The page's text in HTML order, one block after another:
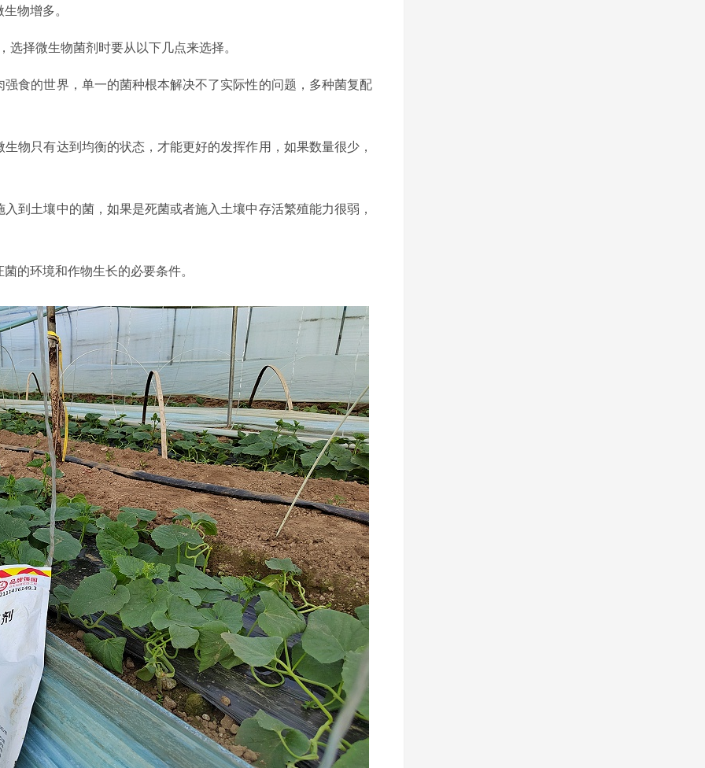
物增多。
择微生物菌剂时要从以下几点来选择。
食的世界，单一的菌种根本解决不了实际性的问题，多种菌复配
物只有达到均衡的状态，才能更好的发挥作用，如果数量很少，
到土壤中的菌，如果是死菌或者施入土壤中存活繁殖能力很弱，
的环境和作物生长的必要条件。